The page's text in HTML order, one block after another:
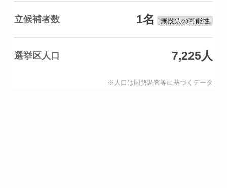
立候補者数 1名 無投票の可能性
選挙区人口 7,225人
※人口は国勢調査等に基づくデータ